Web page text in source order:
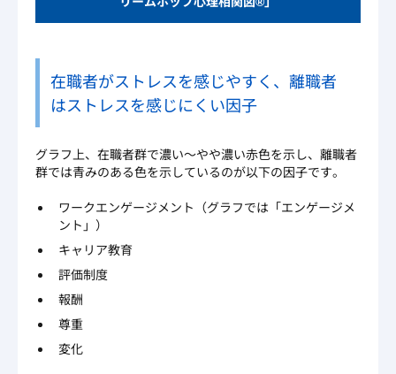
在職者がストレスを感じやすく、離職者
はストレスを感じにくい因子
グラフ上、在職者群で濃い～やや濃い赤色を示し、離職者
群では青みのある色を示しているのが以下の因子です。
ワークエンゲージメント（グラフでは「エンゲージメ
ント」）
キャリア教育
評価制度
報酬
尊重
変化